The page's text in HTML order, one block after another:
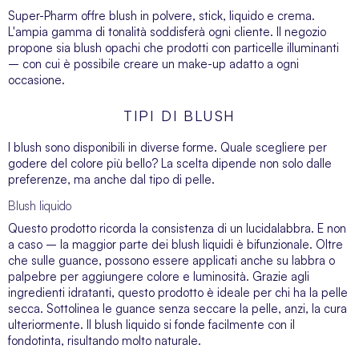
Super-Pharm offre blush in polvere, stick, liquido e crema.
L'ampia gamma di tonalità soddisferà ogni cliente. Il negozio
propone sia blush opachi che prodotti con particelle illuminanti
– con cui è possibile creare un make-up adatto a ogni
occasione.
TIPI DI BLUSH
I blush sono disponibili in diverse forme. Quale scegliere per
godere del colore più bello? La scelta dipende non solo dalle
preferenze, ma anche dal tipo di pelle.
Blush liquido
Questo prodotto ricorda la consistenza di un lucidalabbra. E non
a caso – la maggior parte dei blush liquidi è bifunzionale. Oltre
che sulle guance, possono essere applicati anche su labbra o
palpebre per aggiungere colore e luminosità. Grazie agli
ingredienti idratanti, questo prodotto è ideale per chi ha la pelle
secca. Sottolinea le guance senza seccare la pelle, anzi, la cura
ulteriormente. Il blush liquido si fonde facilmente con il
fondotinta, risultando molto naturale.